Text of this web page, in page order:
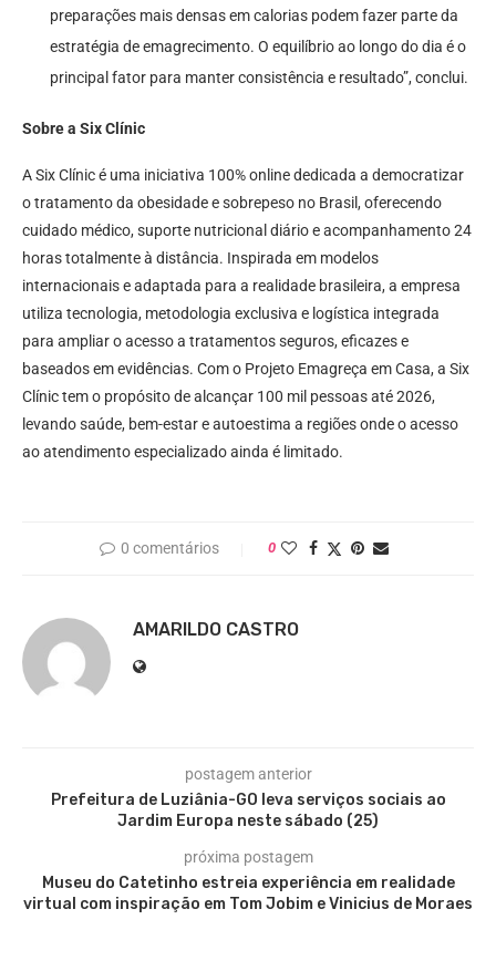
preparações mais densas em calorias podem fazer parte da
estratégia de emagrecimento. O equilíbrio ao longo do dia é o
principal fator para manter consistência e resultado”, conclui.
Sobre a Six Clínic
A Six Clínic é uma iniciativa 100% online dedicada a democratizar
o tratamento da obesidade e sobrepeso no Brasil, oferecendo
cuidado médico, suporte nutricional diário e acompanhamento 24
horas totalmente à distância. Inspirada em modelos
internacionais e adaptada para a realidade brasileira, a empresa
utiliza tecnologia, metodologia exclusiva e logística integrada
para ampliar o acesso a tratamentos seguros, eficazes e
baseados em evidências. Com o Projeto Emagreça em Casa, a Six
Clínic tem o propósito de alcançar 100 mil pessoas até 2026,
levando saúde, bem-estar e autoestima a regiões onde o acesso
ao atendimento especializado ainda é limitado.
0 comentários 0
AMARILDO CASTRO
postagem anterior
Prefeitura de Luziânia-GO leva serviços sociais ao
Jardim Europa neste sábado (25)
próxima postagem
Museu do Catetinho estreia experiência em realidade
virtual com inspiração em Tom Jobim e Vinicius de Moraes